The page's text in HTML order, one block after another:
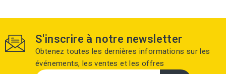
S'inscrire à notre newsletter
Obtenez toutes les dernières informations sur les
événements, les ventes et les offres